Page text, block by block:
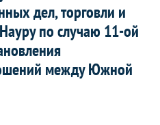
дел, торговли и
по случаю 11-ой
между Южной